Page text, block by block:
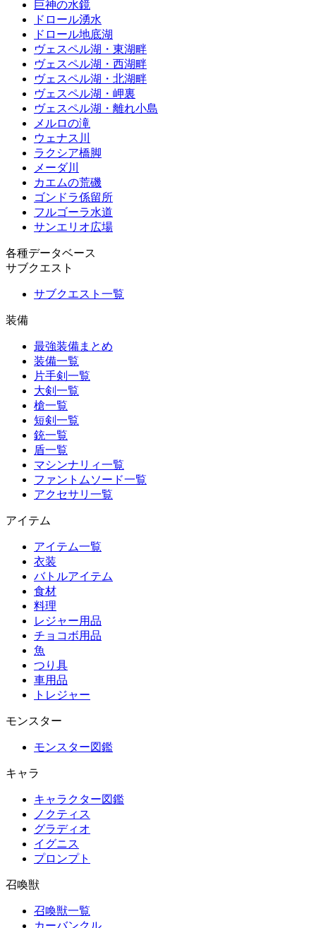
巨神の水鏡
ドロール湧水
ドロール地底湖
ヴェスペル湖・東湖畔
ヴェスペル湖・西湖畔
ヴェスペル湖・北湖畔
ヴェスペル湖・岬裏
ヴェスペル湖・離れ小島
メルロの滝
ウェナス川
ラクシア橋脚
メーダ川
カエムの荒磯
ゴンドラ係留所
フルゴーラ水道
サンエリオ広場
各種データベース
サブクエスト
サブクエスト一覧
装備
最強装備まとめ
装備一覧
片手剣一覧
大剣一覧
槍一覧
短剣一覧
銃一覧
盾一覧
マシンナリィ一覧
ファントムソード一覧
アクセサリ一覧
アイテム
アイテム一覧
衣装
バトルアイテム
食材
料理
レジャー用品
チョコボ用品
魚
つり具
車用品
トレジャー
モンスター
モンスター図鑑
キャラ
キャラクター図鑑
ノクティス
グラディオ
イグニス
プロンプト
召喚獣
召喚獣一覧
カーバンクル